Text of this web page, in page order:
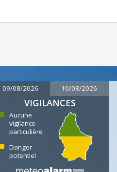
09/08/2026 10/08/2026
VIGILANCES
Aucune
vigilance
particulière
Danger
potentiel